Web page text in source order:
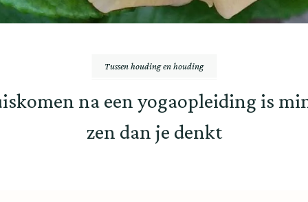
Tussen houding en houding
na een yogaopleiding is
zen dan je denkt